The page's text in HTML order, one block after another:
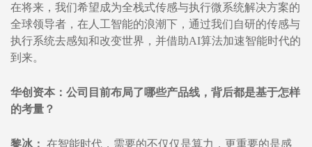
在将来，我们希望成为全栈式传感与执行微系统解决方案的
全球领导者，在人工智能的浪潮下，通过我们自研的传感与
执行系统去感知和改变世界，并借助AI算法加速智能时代的
到来。
华创资本：公司目前布局了哪些产品线，背后都是基于怎样
的考量？
黎冰： 在智能时代，需要的不仅仅是算力，更重要的是感